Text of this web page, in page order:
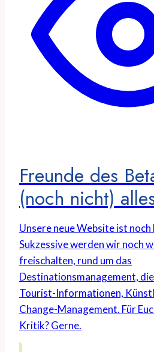
Freunde des
(noch nicht)
Unsere neue Website ist
Sukzessive werden wir noch
freischalten, rund um das
Destinationsmanagement,
Tourist-Informationen,
Change-Management. Für
Kritik? Gerne.